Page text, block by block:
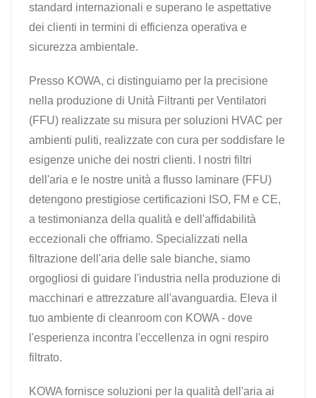
standard internazionali e superano le aspettative
dei clienti in termini di efficienza operativa e
sicurezza ambientale.
Presso KOWA, ci distinguiamo per la precisione
nella produzione di Unità Filtranti per Ventilatori
(FFU) realizzate su misura per soluzioni HVAC per
ambienti puliti, realizzate con cura per soddisfare le
esigenze uniche dei nostri clienti. I nostri filtri
dell'aria e le nostre unità a flusso laminare (FFU)
detengono prestigiose certificazioni ISO, FM e CE,
a testimonianza della qualità e dell'affidabilità
eccezionali che offriamo. Specializzati nella
filtrazione dell'aria delle sale bianche, siamo
orgogliosi di guidare l'industria nella produzione di
macchinari e attrezzature all'avanguardia. Eleva il
tuo ambiente di cleanroom con KOWA - dove
l'esperienza incontra l'eccellenza in ogni respiro
filtrato.
KOWA fornisce soluzioni per la qualità dell'aria ai